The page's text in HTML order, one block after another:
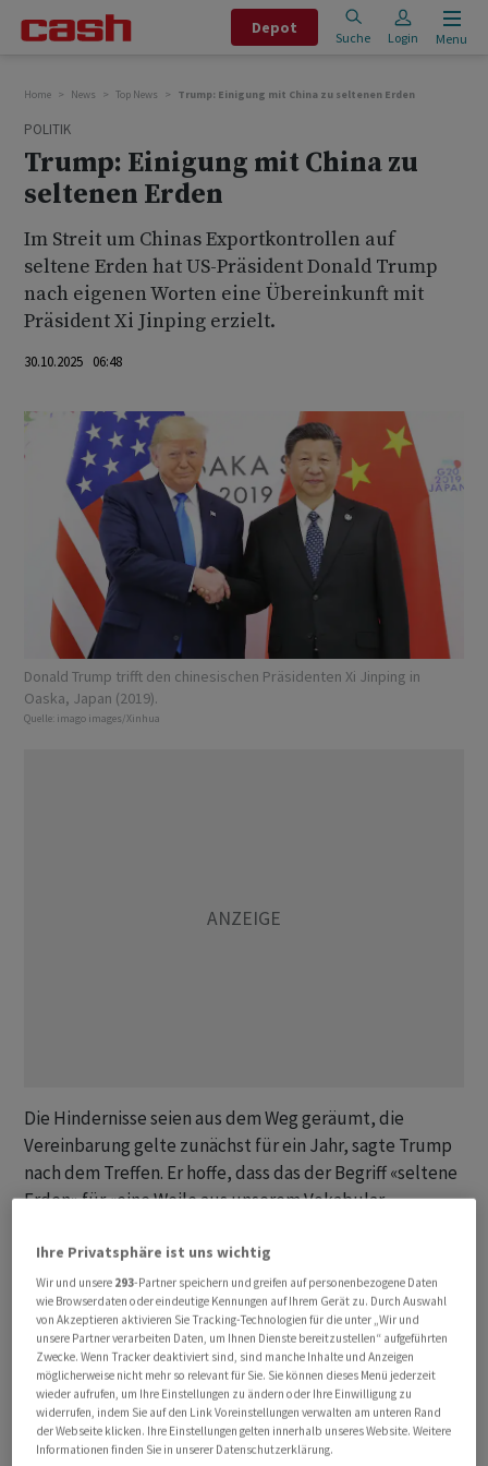
Depot
Suche Login Menu
Home News Top News Trump: Einigung mit China zu seltenen Erden
POLITIK
Trump: Einigung mit China zu
seltenen Erden
Im Streit um Chinas Exportkontrollen auf
seltene Erden hat US-Präsident Donald Trump
nach eigenen Worten eine Übereinkunft mit
Präsident Xi Jinping erzielt.
30.10.2025 06:48
Donald Trump trifft den chinesischen Präsidenten Xi Jinping in
Oaska, Japan (2019).
Quelle: imago images/Xinhua
Die Hindernisse seien aus dem Weg geräumt, die
Vereinbarung gelte zunächst für ein Jahr, sagte Trump
nach dem Treffen. Er hoffe, dass das der Begriff «seltene
Erden» für «eine Weile aus unserem Vokabular
seines Rückflugs aus Südkorea in die USA an Bord der
Regierungsmaschine Air Force One.
Laut Trump gilt die Vereinbarung für ein Jahr und kann
dann nach Verhandlungen um ein weiteres Jahr
verlängert werden. Nähere Angaben zu der von ihm
bekanntgegebenen Einigung machte der US-Präsident
zunächst nicht.
Ihre Privatsphäre ist uns wichtig
Wir und unsere 293-Partner speichern und greifen auf personenbezogene Daten
wie Browserdaten oder eindeutige Kennungen auf Ihrem Gerät zu. Durch Auswahl
von Akzeptieren aktivieren Sie Tracking-Technologien für die unter „Wir und
unsere Partner verarbeiten Daten, um Ihnen Dienste bereitzustellen“ aufgeführten
Zwecke. Wenn Tracker deaktiviert sind, sind manche Inhalte und Anzeigen
möglicherweise nicht mehr so relevant für Sie. Sie können dieses Menü jederzeit
wieder aufrufen, um Ihre Einstellungen zu ändern oder Ihre Einwilligung zu
widerrufen, indem Sie auf den Link Voreinstellungen verwalten am unteren Rand
der Webseite klicken. Ihre Einstellungen gelten innerhalb unseres Website. Weitere
Informationen finden Sie in unserer Datenschutzerklärung.